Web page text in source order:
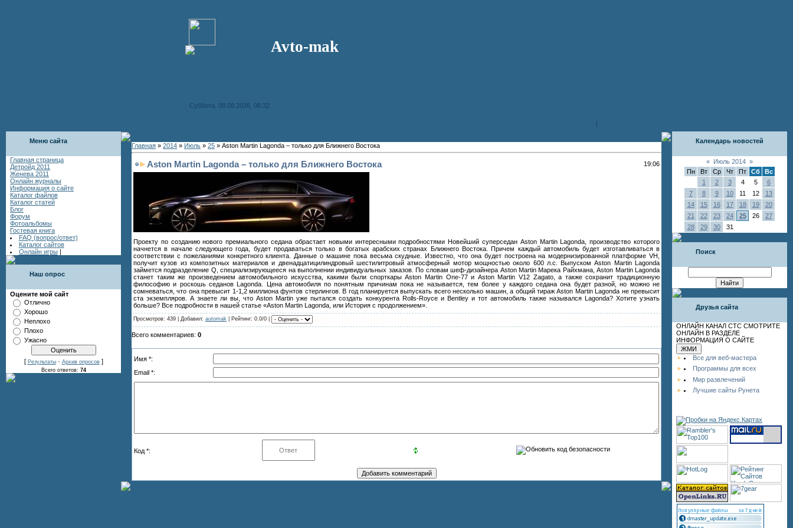
Avto-mak
Суббота, 08.08.2026, 08:32
|
Меню сайта
Главная страница
Детройд 2011
Женева 2011
Онлайн журналы
Информация о сайте
Каталог файлов
Каталог статей
Блог
Форум
Фотоальбомы
Гостевая книга
FAQ (вопрос/ответ)
Каталог сайтов
Онлайн игры |
Наш опрос
Оцените мой сайт
Отлично
Хорошо
Неплохо
Плохо
Ужасно
[ Результаты· Архив опросов]
Всего ответов: 74
Главная » 2014 » Июль » 25 » Aston Martin Lagonda – только для Ближнего Востока
Aston Martin Lagonda – только для Ближнего Востока 19:06
Проекту по созданию нового премиального седана обрастает новыми интересными подробностями Новейший суперседан Aston Martin Lagonda, производство которого
начнется в начале следующего года, будет продаваться только в богатых арабских странах Ближнего Востока. Причем каждый автомобиль будет изготавливаться в
соответствии с пожеланиями конкретного клиента. Данные о машине пока весьма скудные. Известно, что она будет построена на модернизированной платформе VH,
получит кузов из композитных материалов и двенадцатицилиндровый шестилитровый атмосферный мотор мощностью около 600 л.с. Выпуском Aston Martin Lagonda
займется подразделение Q, специализирующееся на выполнении индивидуальных заказов. По словам шеф-дизайнера Aston Martin Марека Райхмана, Aston Martin Lagonda
станет таким же произведением автомобильного искусства, какими были спорткары Aston Martin One-77 и Aston Martin V12 Zagato, а также сохранит традиционную
философию и роскошь седанов Lagonda. Цена автомобиля по понятным причинам пока не называется, тем более у каждого седана она будет разной, но можно не
сомневаться, что она превысит 1-1,2 миллиона фунтов стерлингов. В год планируется выпускать всего несколько машин, а общий тираж Aston Martin Lagonda не превысит
ста экземпляров. А знаете ли вы, что Aston Martin уже пытался создать конкурента Rolls-Royce и Bentley и тот автомобиль также назывался Lagonda? Хотите узнать
больше? Все подробности в нашей статье «Aston Martin Lagonda, или История с продолжением».
Просмотров: 439 | Добавил: automak | Рейтинг: 0.0/0 |
Всего комментариев: 0
Имя *:
Email *:
Код *:
Календарь новостей
« Июль 2014 »
Пн
Вт Ср Чт Пт Сб
Вс
1
2 3 4 5
6
7
8 9 10 11 12
13
14
15 16 17 18 19
20
21
22 23 24 25 26
27
28
29 30 31
Поиск
Друзья сайта
ОНЛАЙН КАНАЛ СТС СМОТРИТЕ
ОНЛАЙН В РАЗДЕЛЕ
ИНФОРМАЦИЯ О САЙТЕ
Все для веб-мастера
Программы для всех
Мир развлечений
Лучшие сайты Рунета